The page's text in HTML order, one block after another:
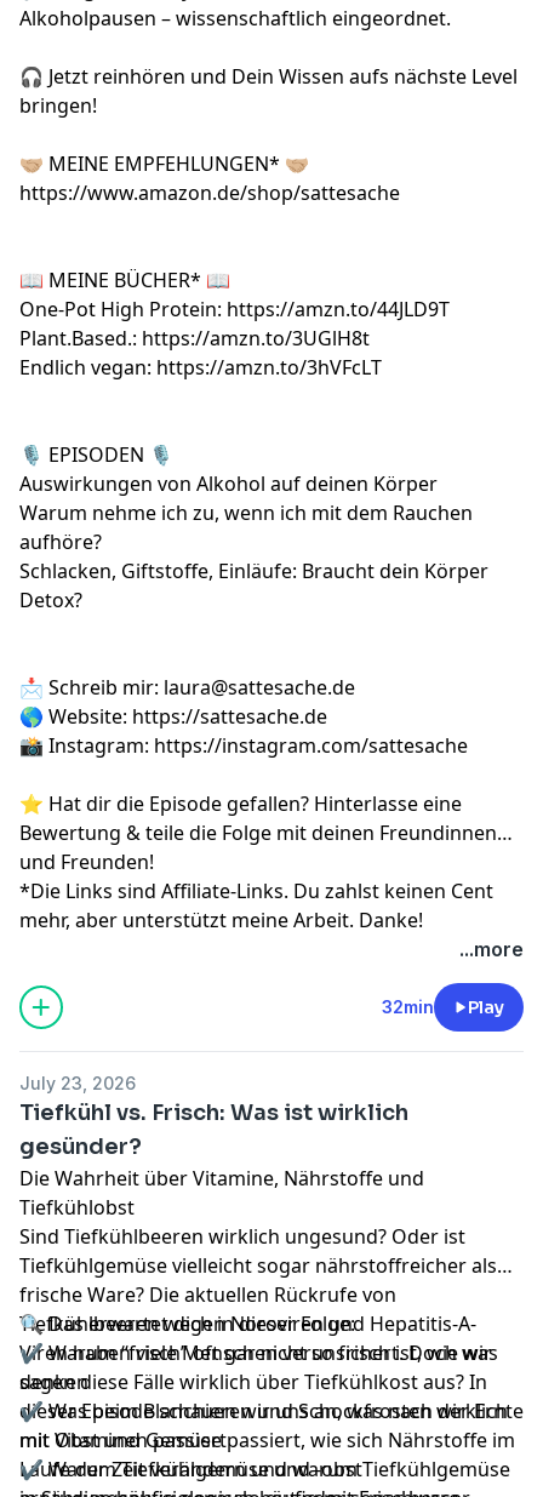
Alkoholpausen – wissenschaftlich eingeordnet.
🎧 Jetzt reinhören und Dein Wissen aufs nächste Level
bringen!
🤝🏼 MEINE EMPFEHLUNGEN* 🤝🏼
https://www.amazon.de/shop/sattesache
📖 MEINE BÜCHER* 📖
One-Pot High Protein: https://amzn.to/44JLD9T
Plant.Based.: https://amzn.to/3UGlH8t
Endlich vegan: https://amzn.to/3hVFcLT
🎙️ EPISODEN 🎙️
Auswirkungen von Alkohol auf deinen Körper
Warum nehme ich zu, wenn ich mit dem Rauchen
aufhöre?
Schlacken, Giftstoffe, Einläufe: Braucht dein Körper
Detox?
📩 Schreib mir: laura@sattesache.de
🌎 Website: https://sattesache.de
📸 Instagram: https://instagram.com/sattesache
⭐️ Hat dir die Episode gefallen? Hinterlasse eine
Bewertung & teile die Folge mit deinen Freundinnen
und Freunden!
*Die Links sind Affiliate-Links. Du zahlst keinen Cent
mehr, aber unterstützt meine Arbeit. Danke!
...more
32min Play
July 23, 2026
Tiefkühl vs. Frisch: Was ist wirklich
gesünder?
Die Wahrheit über Vitamine, Nährstoffe und
Tiefkühlobst
Sind Tiefkühlbeeren wirklich ungesund? Oder ist
Tiefkühlgemüse vielleicht sogar nährstoffreicher als
frische Ware? Die aktuellen Rückrufe von
Tiefkühlbeeren wegen Noroviren und Hepatitis-A-
Viren haben viele Menschen verunsichert. Doch was
sagen diese Fälle wirklich über Tiefkühlkost aus? In
dieser Episode schauen wir uns an, was nach der Ernte
mit Obst und Gemüse passiert, wie sich Nährstoffe im
Laufe der Zeit verändern und warum Tiefkühlgemüse
🔍 Das erwartet dich in dieser Folge:
✔ Warum “frisch” oft gar nicht so frisch ist, wie wir
denken
✔ Was beim Blanchieren und Schockfrosten wirklich
mit Vitaminen passiert
✔ Warum Tiefkühlgemüse und -obst